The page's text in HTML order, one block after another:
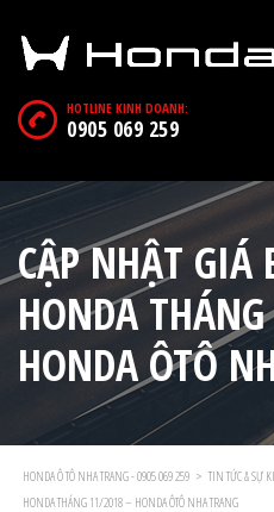
HOTLINE KINH DOANH:
0905 069 259
CẬP NHẬT GIÁ
HONDA
HONDA ÔTÔ
HONDA Ô TÔ NHA TRANG - 0905 069 259 > TIN TỨC & SỰ
HONDA THÁNG 11/2018 – HONDA ÔTÔ NHA TRANG